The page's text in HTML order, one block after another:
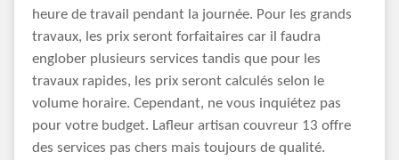
heure de travail pendant la journée. Pour les grands
travaux, les prix seront forfaitaires car il faudra
englober plusieurs services tandis que pour les
travaux rapides, les prix seront calculés selon le
volume horaire. Cependant, ne vous inquiétez pas
pour votre budget. Lafleur artisan couvreur 13 offre
des services pas chers mais toujours de qualité.